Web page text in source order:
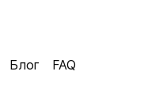
Блог
FAQ